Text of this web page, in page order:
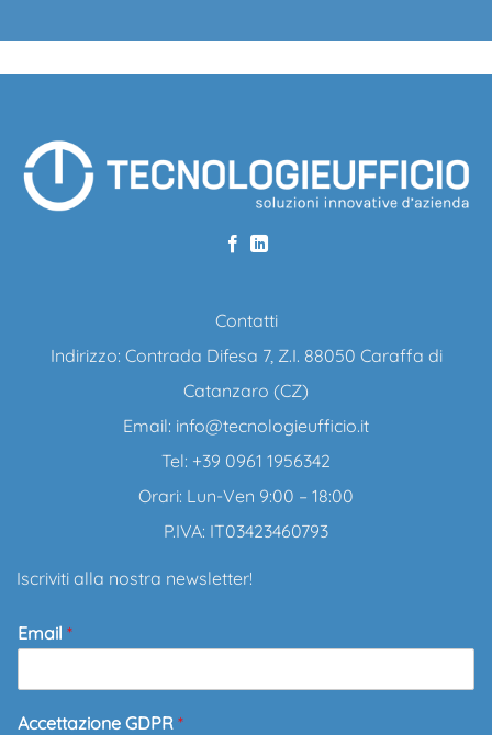
Contatti
Indirizzo: Contrada Difesa 7, Z.I. 88050 Caraffa di
Catanzaro (CZ)
Email: info@tecnologieufficio.it
Tel: +39 0961 1956342
Orari: Lun-Ven 9:00 – 18:00
P.IVA: IT03423460793
Iscriviti alla nostra newsletter!
Email *
Accettazione GDPR *